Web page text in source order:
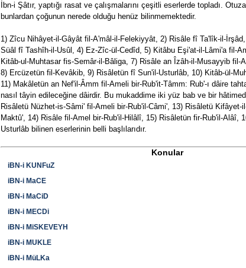
İbn-i Şâtır, yaptığı rasat ve çalışmalarını çeşitli eserlerde topladı.
bunlardan çoğunun nerede olduğu henüz bilinmemektedir.
1) Zîcu Nihâyet-il-Gâyât fil-A'mâl-il-Felekiyyât, 2) Risâle fî Ta'lîk-il-
Süâl fî Tashîh-il-Usûl, 4) Ez-Zîc-ül-Cedîd, 5) Kitâbu Eşi'at-il-Lâmi'a fil-
Kitâb-ul-Muhtasar fis-Semâr-il-Bâliga, 7) Risâle an Îzâh-il-Musayyib fil-
8) Ercüzetün fil-Kevâkib, 9) Risâletün fî Sun'il-Usturlâb, 10) Kitâb-ül-
11) Makâletün an Nef'il-Âmm fil-Ameli bir-Rub'it-Tâmm: Rub'-ı dâire
nasıl tâyin edileceğine dâirdir. Bu mukaddime iki yüz bab ve bir
Risâletü Nüzhet-is-Sâmi' fil-Ameli bir-Rub'il-Câmi', 13) Risâletü Kifâyet-
Maktû', 14) Risâle fil-Amel bir-Rub'il-Hilâlî, 15) Risâletün fir-Rub'il-Alâî,
Usturlâb bilinen eserlerinin belli başlılarıdır.
Konular
iBN-i KUNFuZ
iBN-i MaCE
iBN-i MaCiD
iBN-i MECDi
iBN-i MiSKEVEYH
iBN-i MUKLE
iBN-i MüLKa